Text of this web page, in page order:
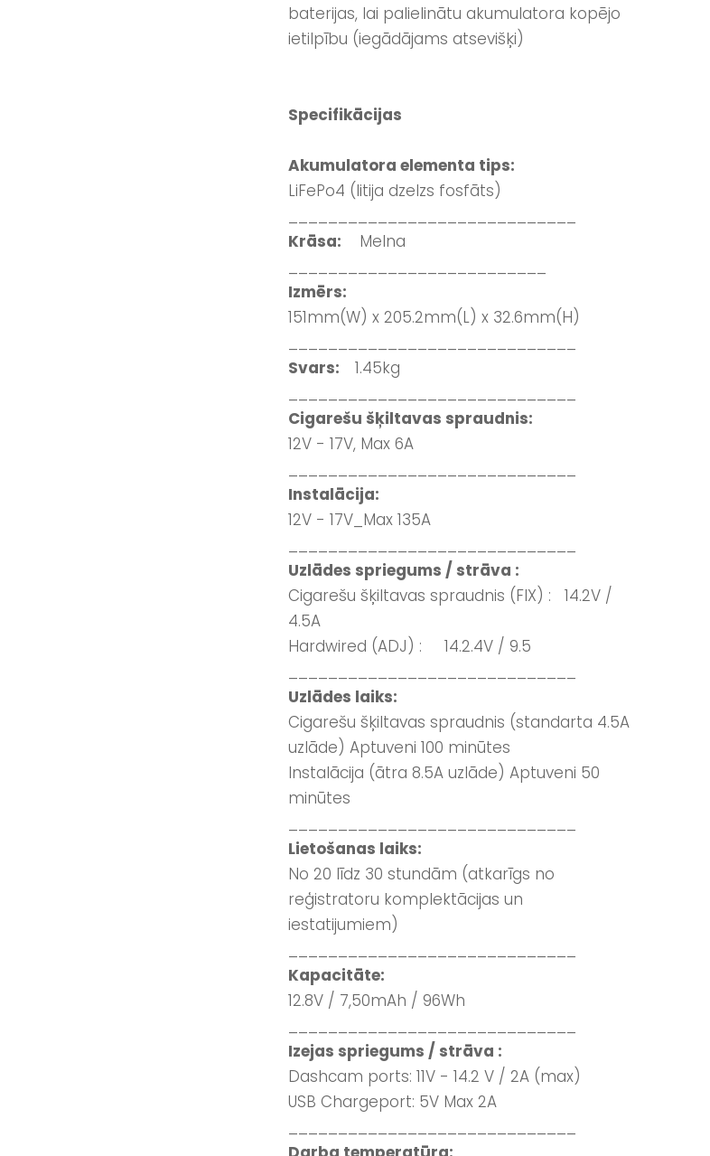
baterijas, lai palielinātu akumulatora kopējo
ietilpību (iegādājams atsevišķi)
Specifikācijas
Akumulatora elementa tips:
LiFePo4 (litija dzelzs fosfāts)
Krāsa: Melna
Izmērs:
151mm(W) x 205.2mm(L) x 32.6mm(H)
Svars:
1.45kg
Cigarešu šķiltavas spraudnis:
12V - 17V, Max 6A
Instalācija:
12V - 17V_Max 135A
Uzlādes spriegums / strāva :
Cigarešu šķiltavas spraudnis (FIX) : 14.2V /
4.5A
Hardwired (ADJ) : 14.2.4V / 9.5
Uzlādes laiks:
Cigarešu šķiltavas spraudnis (standarta 4.5A
uzlāde) Aptuveni 100 minūtes
Instalācija (ātra 8.5A uzlāde) Aptuveni 50
minūtes
Lietošanas laiks:
No 20 līdz 30 stundām (atkarīgs no
reģistratoru komplektācijas un
iestatijumiem)
Kapacitāte:
12.8V / 7,50mAh / 96Wh
Izejas spriegums / strāva :
Dashcam ports: 11V - 14.2 V / 2A (max)
USB Chargeport: 5V Max 2A